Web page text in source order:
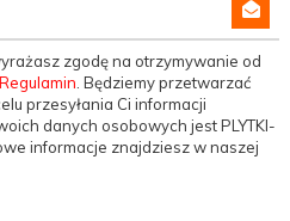
zgodę na otrzymywanie od
Regulamin . Będziemy przetwarzać
przesyłania Ci informacji
danych osobowych jest PLYTKI-
informacje znajdziesz w naszej